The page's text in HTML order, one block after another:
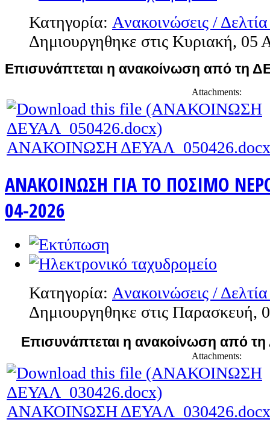
Κατηγορία: Aνακοινώσεις /
Δημιουργηθηκε στις Κυριακή, 05
Επισυνάπτεται η ανακοίνωση από τη
Attachments:
ΑΝΑΚΟΙΝΩΣΗ ΔΕΥΑΛ_050426.docx
ΑΝΑΚΟΙΝΩΣΗ ΓΙΑ ΤΟ ΠΟΣΙΜΟ
04-2026
Κατηγορία: Aνακοινώσεις /
Δημιουργηθηκε στις Παρασκευή,
Επισυνάπτεται η ανακοίνωση από
Attachments:
ΑΝΑΚΟΙΝΩΣΗ ΔΕΥΑΛ_030426.docx